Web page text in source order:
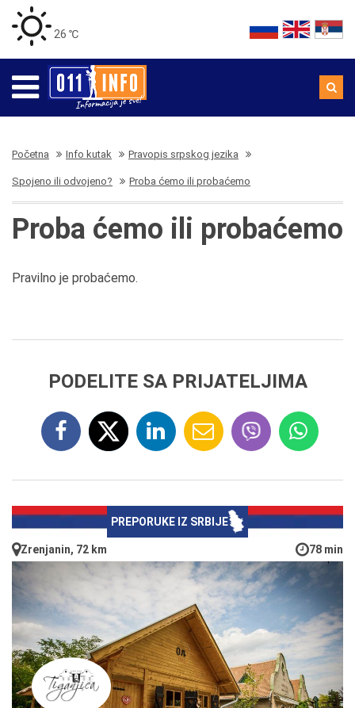
26 ℃
Početna Info kutak Pravopis srpskog jezika
Spojeno ili odvojeno? Proba ćemo ili probaćemo
Proba ćemo ili probaćemo
Pravilno je probaćemo.
PODELITE SA PRIJATELJIMA
PREPORUKE IZ SRBIJE
Zrenjanin, 72 km 78 min